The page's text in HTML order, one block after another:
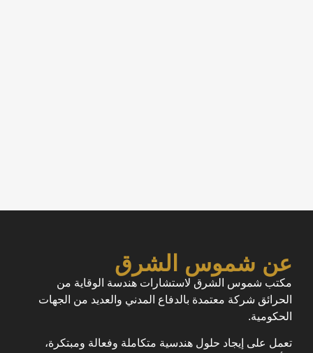
عن شموس الشرق
مكتب شموس الشرق لاستشارات هندسة الوقاية من
الحرائق شركة معتمدة بالدفاع المدني والعديد من الجهات
الحكومية.
تعمل على إيجاد حلول هندسية متكاملة وفعالة ومبتكرة،